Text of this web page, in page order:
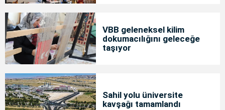
VBB geleneksel kilim
dokumacılığını geleceğe
taşıyor
Sahil yolu üniversite
kavşağı tamamlandı